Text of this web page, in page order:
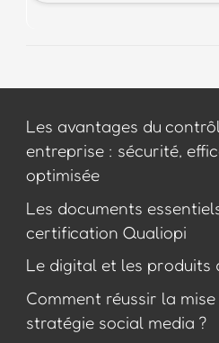
Les avantages du
entreprise : sécurité,
optimisée
Les documents
certification Qualiopi
Le digital et les produits
Comment réussir la mise
stratégie social media ?